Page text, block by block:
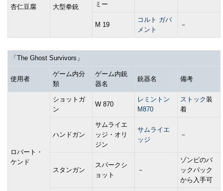
杏仁豆腐 大型拳銃
ミー
M 19
コルト ガバ
メント
－
「The Ghost Survivors」
使用者
ゲーム内分
類
ゲーム内銃
器名
銃器名 備考
ロバート・
ケンド
ショットガ
ン
W 870
レミントン
M870
ストック装
着
ハンドガン
サムライエ
ッジ・オリ
ジン
サムライエ
ッジ
－
スタンガン
スパークシ
ョット
－
ゾンビのバ
ックパック
から入手可